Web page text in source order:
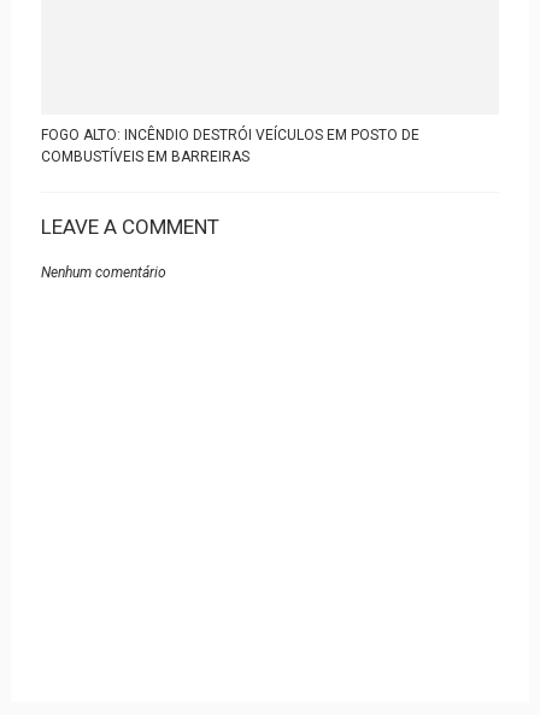
FOGO ALTO: INCÊNDIO DESTRÓI VEÍCULOS EM POSTO DE
COMBUSTÍVEIS EM BARREIRAS
LEAVE A COMMENT
Nenhum comentário